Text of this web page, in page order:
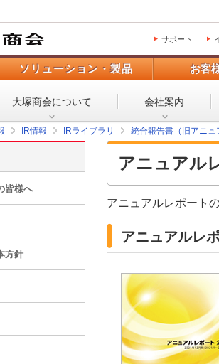
サポート
ソリューション・製品 お客
大塚商会について 会社案内
IR情報 IRライブラリ 統合報告書（旧アニュ
アニュアル
アニュアルレポート
アニュアルレ
皆様へ
方針